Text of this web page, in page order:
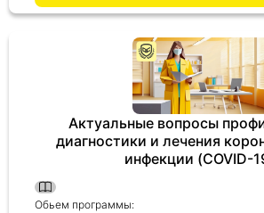
Актуальные вопросы
диагностики и лечения
инфекции (COVID-
Обьем программы: